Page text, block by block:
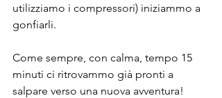
utilizziamo i compressori) iniziammo a
gonfiarli.
Come sempre, con calma, tempo 15
minuti ci ritrovammo già pronti a
salpare verso una nuova avventura!